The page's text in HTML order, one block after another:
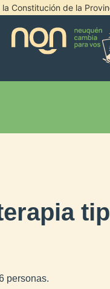
Constitución de la
personas.